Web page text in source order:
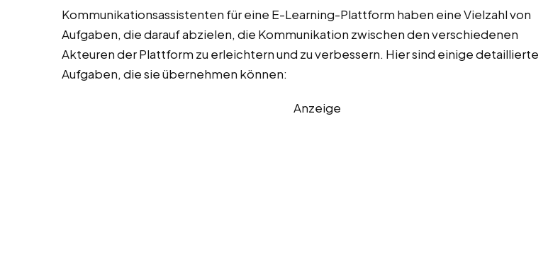
Kommunikationsassistenten für eine E-Learning-Plattform haben eine Vielzahl von
Aufgaben, die darauf abzielen, die Kommunikation zwischen den verschiedenen
Akteuren der Plattform zu erleichtern und zu verbessern. Hier sind einige detaillierte
Aufgaben, die sie übernehmen können:
Anzeige